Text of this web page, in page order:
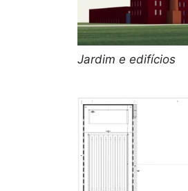
Jardim e edifícios